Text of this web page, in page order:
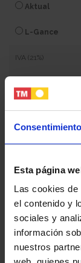
Consentimiento
Esta página
Las cookies
el contenido y
sociales y
información
nuestros
Tu nombre y
Tu teléfono
Aktual
L-Gance
IVA (21%)
Total